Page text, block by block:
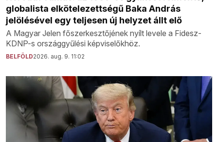
globalista elkötelezettségű Baka András
jelölésével egy teljesen új helyzet állt elő
A Magyar Jelen főszerkesztőjének nyílt levele a Fidesz-
KDNP-s országgyűlési képviselőkhöz.
BELFÖLD2026. aug. 9. 11:02